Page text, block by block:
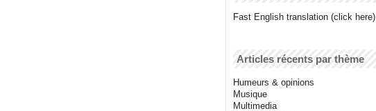
Fast English translation (click here)
Articles récents par thème
Humeurs & opinions
Musique
Multimedia